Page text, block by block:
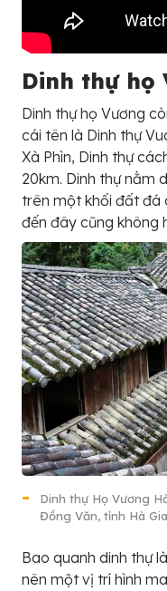
Dinh thự họ
Dinh thự họ Vương
cái tên là Dinh thự
Xà Phìn, Dinh thự
20km. Dinh thự nằm
trên một khối đất đá
đến đây cũng không
Dinh thự Họ Vương
Đồng Văn, tỉnh Hà
Bao quanh dinh thự
nên một vị trí hình